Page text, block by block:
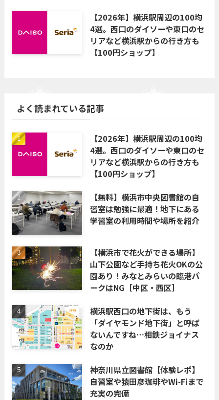
【2026年】横浜駅周辺の100均
4選。西口のダイソーや東口のセ
リアなど横浜駅からの行き方も
【100円ショップ】
よく読まれている記事
【2026年】横浜駅周辺の100均
4選。西口のダイソーや東口のセ
リアなど横浜駅からの行き方も
【100円ショップ】
【無料】横浜市中央図書館の自
習室は勉強に最適！地下にある
学習室の利用時間や場所を紹介
【横浜市で花火ができる場所】
山下公園など手持ち花火OKの公
園あり！みなとみらいの臨港パ
ークはNG［中区・西区］
横浜駅西口の地下街は、もう
「ダイヤモンド地下街」と呼ば
ないんですね…相鉄ジョイナス
なのか
神奈川県立図書館【体験レポ】
自習室や猿田彦珈琲やWi-Fiまで
充実の完備